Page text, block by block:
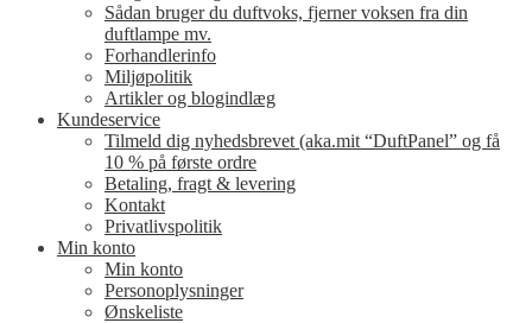
Sådan bruger du duftvoks, fjerner voksen fra din
duftlampe mv.
Forhandlerinfo
Miljøpolitik
Artikler og blogindlæg
Kundeservice
Tilmeld dig nyhedsbrevet (aka.mit “DuftPanel” og få
10 % på første ordre
Betaling, fragt & levering
Kontakt
Privatlivspolitik
Min konto
Min konto
Personoplysninger
Ønskeliste